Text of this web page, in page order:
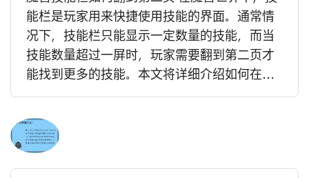
能栏是玩家用来快捷使用技能的界面。通常情
况下，技能栏只能显示一定数量的技能，而当
技能数量超过一屏时，玩家需要翻到第二页才
能找到更多的技能。本文将详细介绍如何在...